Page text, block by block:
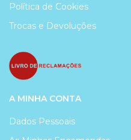
Política de Cookies
Trocas e Devoluções
A MINHA CONTA
Dados Pessoais